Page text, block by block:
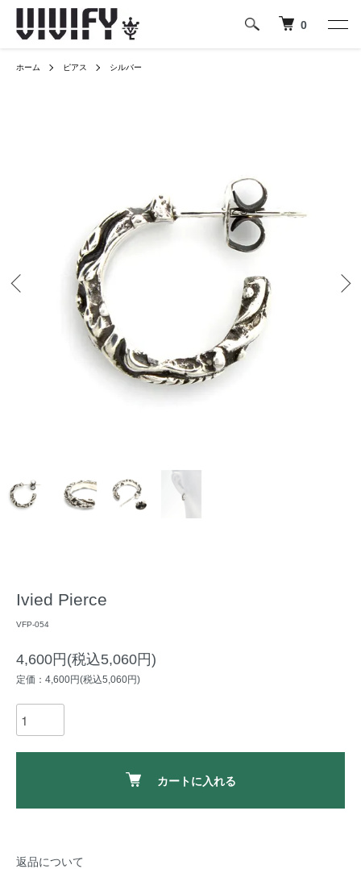
0
ホーム ピアス シルバー
Ivied Pierce
VFP-054
4,600円(税込5,060円)
定価：4,600円(税込5,060円)
カートに入れる
返品について